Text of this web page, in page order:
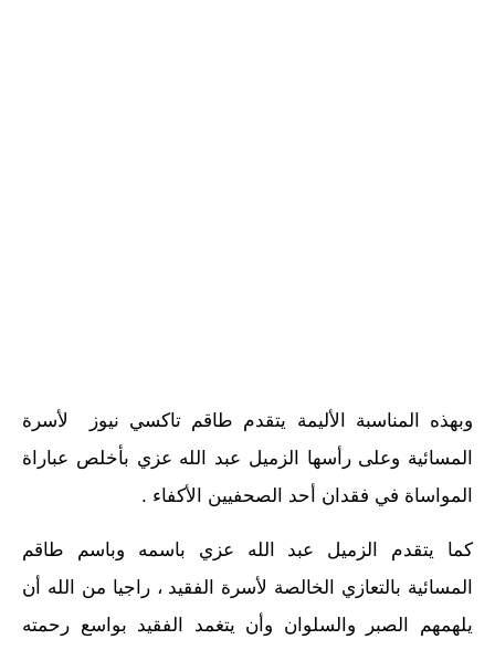
وبهذه المناسبة الأليمة يتقدم طاقم تاكسي نيوز لأسرة
المسائية وعلى رأسها الزميل عبد الله عزي بأخلص عباراة
المواساة في فقدان أحد الصحفيين الأكفاء .
كما يتقدم الزميل عبد الله عزي باسمه وباسم طاقم
المسائية بالتعازي الخالصة لأسرة الفقيد ، راجيا من الله أن
يلهمهم الصبر والسلوان وأن يتغمد الفقيد بواسع رحمته